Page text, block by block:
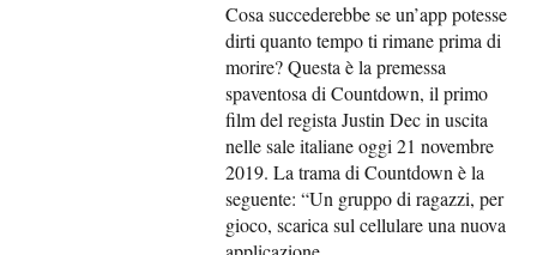
Cosa succederebbe se un’app potesse
dirti quanto tempo ti rimane prima di
morire? Questa è la premessa
spaventosa di Countdown, il primo
film del regista Justin Dec in uscita
nelle sale italiane oggi 21 novembre
2019. La trama di Countdown è la
seguente: “Un gruppo di ragazzi, per
gioco, scarica sul cellulare una nuova